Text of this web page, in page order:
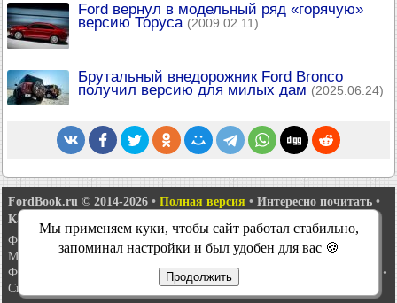
Ford вернул в модельный ряд «горячую»
версию Торуса (2009.02.11)
Брутальный внедорожник Ford Bronco
получил версию для милых дам (2025.06.24)
FordBook.ru © 2014-2026 • Полная версия • Интересно почитать •
Карта сайта
Фокус 1
Фокус 2 • Мондео 1 Мондео 1 и 2
Мондео 2•Мондео 3•Мондео 4•Эскорт 3• Эскорт 4 •Эскорт 5
Фиеста 2
Таурус 1 и 2•Фьюжн
•
Сиерра
Мы применяем куки, чтобы сайт работал стабильно,
запоминал настройки и был удобен для вас 🍪
Продолжить